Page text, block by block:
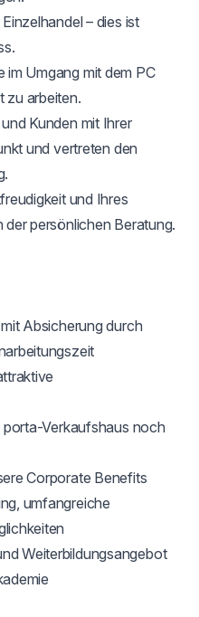
– dies ist
im Umgang mit dem PC
zu arbeiten.
Kunden mit Ihrer
und vertreten den
und Ihres
persönlichen Beratung.
Absicherung durch
Verkaufshaus noch
Corporate Benefits
umfangreiche
Weiterbildungsangebot